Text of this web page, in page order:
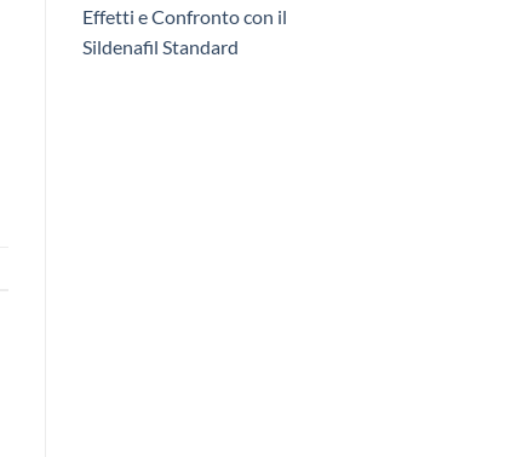
Effetti e Confronto con il
Sildenafil Standard